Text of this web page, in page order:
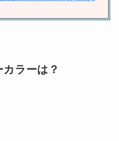
式も調査！
ラーは？